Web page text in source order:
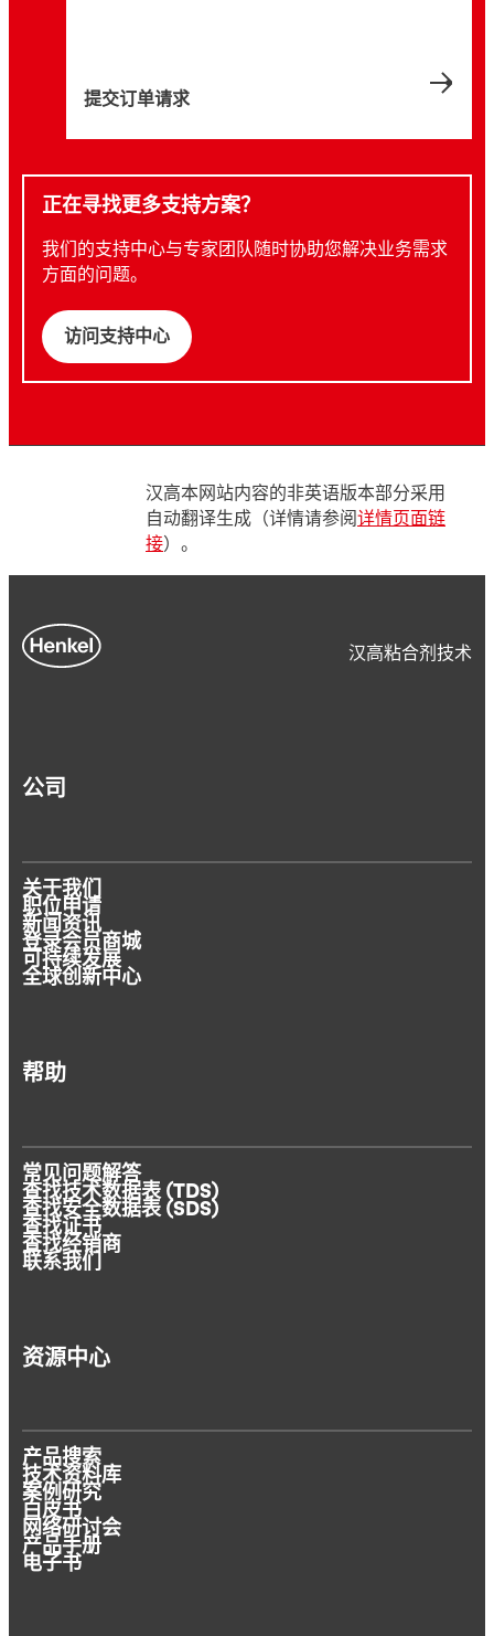
提交订单请求
正在寻找更多支持方案？
我们的支持中心与专家团队随时协助您解决业务需求
方面的问题。
访问支持中心
汉高本网站内容的非英语版本部分采用
自动翻译生成（详情请参阅详情页面链
接）。
汉高粘合剂技术
公司
关于我们
职位申请
新闻资讯
登录会员商城
可持续发展
全球创新中心
帮助
常见问题解答
查找技术数据表 (TDS)
查找安全数据表 (SDS)
查找证书
查找经销商
联系我们
资源中心
产品搜索
技术资料库
案例研究
白皮书
网络研讨会
产品手册
电子书